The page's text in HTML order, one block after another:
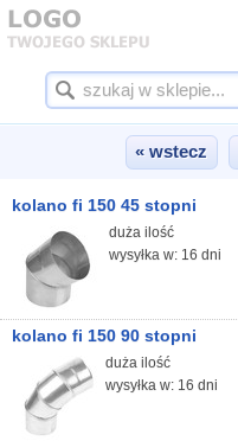
« wstecz
kolano fi 150 45 stopni
duża ilość
wysyłka w: 16 dni
kolano fi 150 90 stopni
duża ilość
wysyłka w: 16 dni